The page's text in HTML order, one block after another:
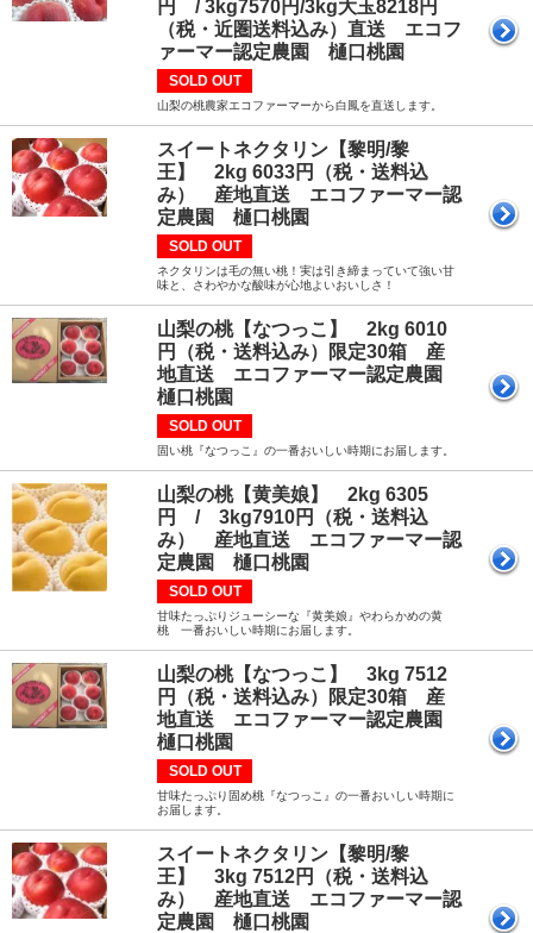
円 / 3kg7570円/3kg大玉8218円
（税・近圏送料込み）直送 エコフ
ァーマー認定農園 樋口桃園
SOLD OUT
山梨の桃農家エコファーマーから白鳳を直送します。
スイートネクタリン【黎明/黎
王】 2kg 6033円（税・送料込
み） 産地直送 エコファーマー認
定農園 樋口桃園
SOLD OUT
ネクタリンは毛の無い桃！実は引き締まっていて強い甘
味と、さわやかな酸味が心地よいおいしさ！
山梨の桃【なつっこ】 2kg 6010
円（税・送料込み）限定30箱 産
地直送 エコファーマー認定農園
樋口桃園
SOLD OUT
固い桃『なつっこ』の一番おいしい時期にお届します。
山梨の桃【黄美娘】 2kg 6305
円 / 3kg7910円（税・送料込
み） 産地直送 エコファーマー認
定農園 樋口桃園
SOLD OUT
甘味たっぷりジューシーな『黄美娘』やわらかめの黄
桃 一番おいしい時期にお届します。
山梨の桃【なつっこ】 3kg 7512
円（税・送料込み）限定30箱 産
地直送 エコファーマー認定農園
樋口桃園
SOLD OUT
甘味たっぷり固め桃『なつっこ』の一番おいしい時期に
お届します。
スイートネクタリン【黎明/黎
王】 3kg 7512円（税・送料込
み） 産地直送 エコファーマー認
定農園 樋口桃園